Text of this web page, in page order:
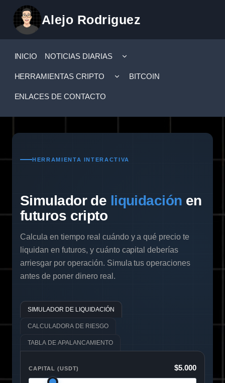
contenido
Alejo Rodriguez
INICIO NOTICIAS DIARIAS
ALTERNAR
HERRAMIENTAS CRIPTO
ALTERNAR
MENÚ
BITCOIN
ENLACES DE CONTACTO
HERRAMIENTA INTERACTIVA
Simulador de liquidación en
futuros cripto
Calcula en tiempo real cuándo y a qué precio te
liquidan en futuros, y cuánto capital deberías
arriesgar por operación. Simula tus operaciones
antes de poner dinero real.
SIMULADOR DE LIQUIDACIÓN
CALCULADORA DE RIESGO
TABLA DE APALANCAMIENTO
CAPITAL (USDT) $5.000